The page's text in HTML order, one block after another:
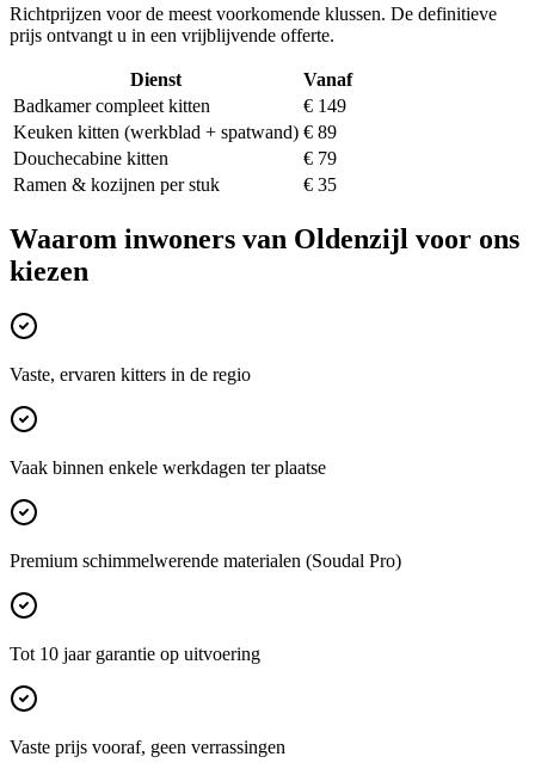
Richtprijzen voor de meest voorkomende klussen. De definitieve
prijs ontvangt u in een vrijblijvende offerte.
Dienst
Vanaf
Badkamer compleet kitten
€ 149
Keuken kitten (werkblad + spatwand) € 89
Douchecabine kitten
€ 79
Ramen & kozijnen per stuk
€ 35
Waarom inwoners van Oldenzijl voor ons
kiezen
Vaste, ervaren kitters in de regio
Vaak binnen enkele werkdagen ter plaatse
Premium schimmelwerende materialen (Soudal Pro)
Tot 10 jaar garantie op uitvoering
Vaste prijs vooraf, geen verrassingen